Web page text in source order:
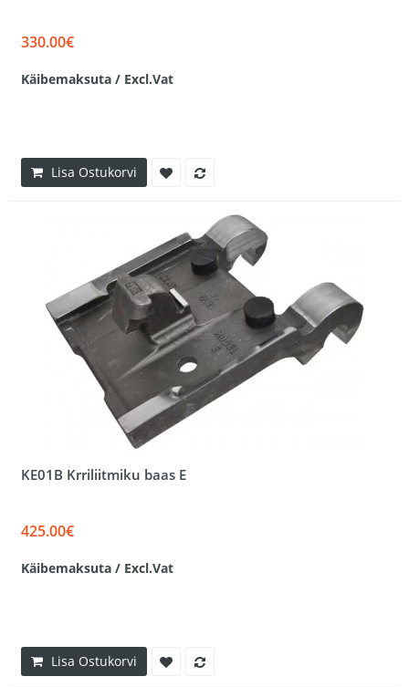
330.00€
Käibemaksuta / Excl.Vat
Lisa Ostukorvi
KE01B Krriliitmiku baas E
425.00€
Käibemaksuta / Excl.Vat
Lisa Ostukorvi